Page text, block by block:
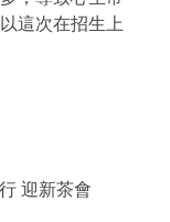
這次在招生上
迎新茶會